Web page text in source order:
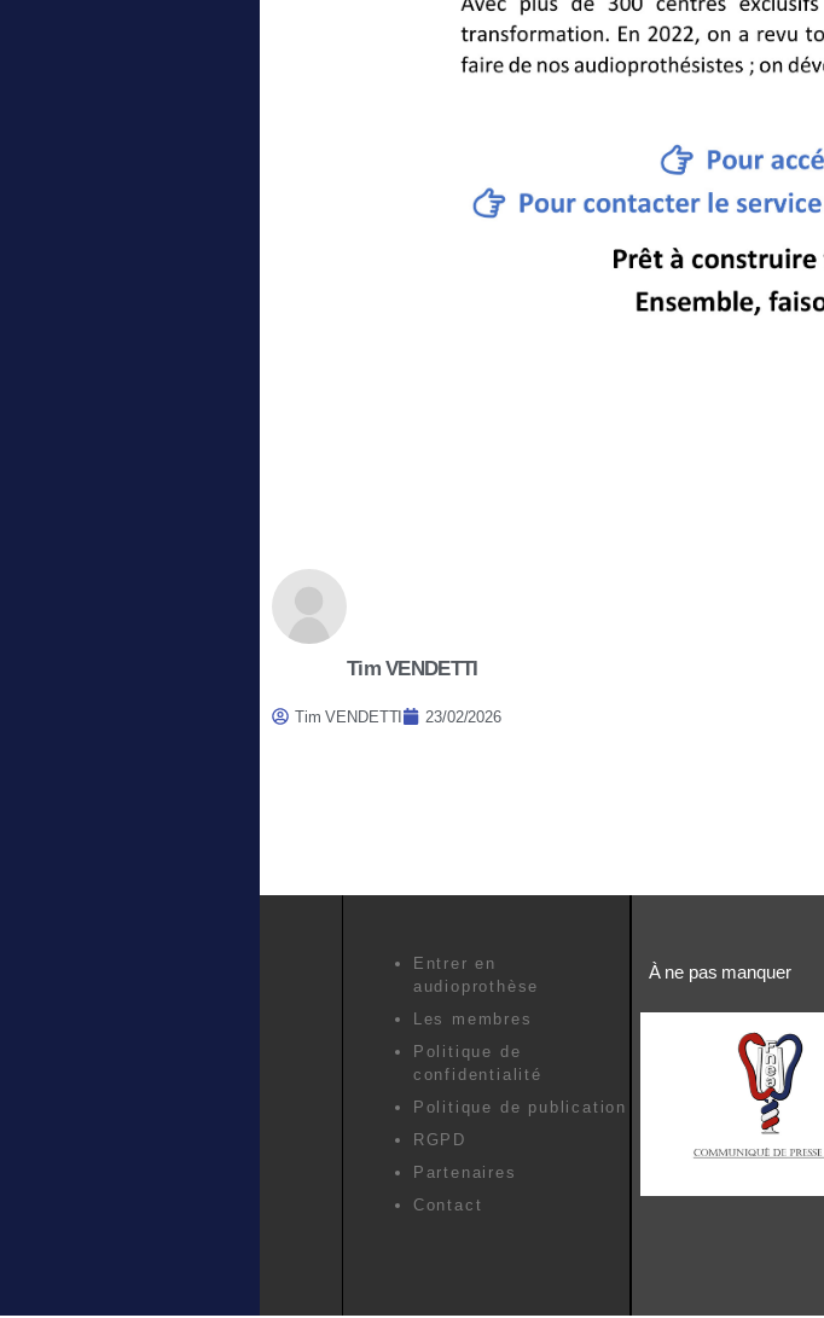
Tim VENDETTI
Tim VENDETTI 23/02/2026
Entrer en
audioprothèse
Les membres
Politique de
confidentialité
Politique de publication
RGPD
Partenaires
Contact
À ne pas manquer